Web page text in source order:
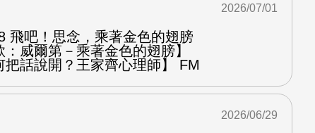
飛吧！思念，乘著金色的翅膀
威爾第－乘著金色的翅膀】
把話說開？王家齊心理師】 FM
2026/07/01
2026/06/29